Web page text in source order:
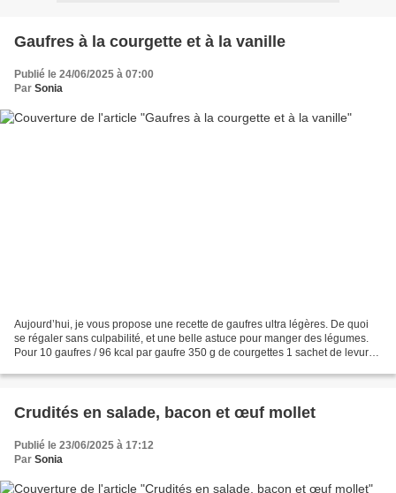
Gaufres à la courgette et à la vanille
Publié le 24/06/2025 à 07:00
Par Sonia
Aujourd’hui, je vous propose une recette de gaufres ultra légères. De quoi
se régaler sans culpabilité, et une belle astuce pour manger des légumes.
Pour 10 gaufres / 96 kcal par gaufre 350 g de courgettes 1 sachet de levure
Crudités en salade, bacon et œuf mollet
Publié le 23/06/2025 à 17:12
Par Sonia